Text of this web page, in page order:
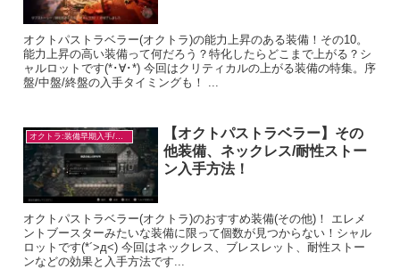
オクトパストラベラー(オクトラ)の能力上昇のある装備！その10。
能力上昇の高い装備って何だろう？特化したらどこまで上がる？シ
ャルロットです(*･∀･*) 今回はクリティカルの上がる装備の特集。序
盤/中盤/終盤の入手タイミングも！ ...
オクトラ:装備早期入手/目的別
【オクトパストラベラー】その
他装備、ネックレス/耐性ストー
ン入手方法！
オクトパストラベラー(オクトラ)のおすすめ装備(その他)！ エレメ
ントブースターみたいな装備に限って個数が見つからない！シャル
ロットです(*´>д<) 今回はネックレス、ブレスレット、耐性ストー
ンなどの効果と入手方法です...